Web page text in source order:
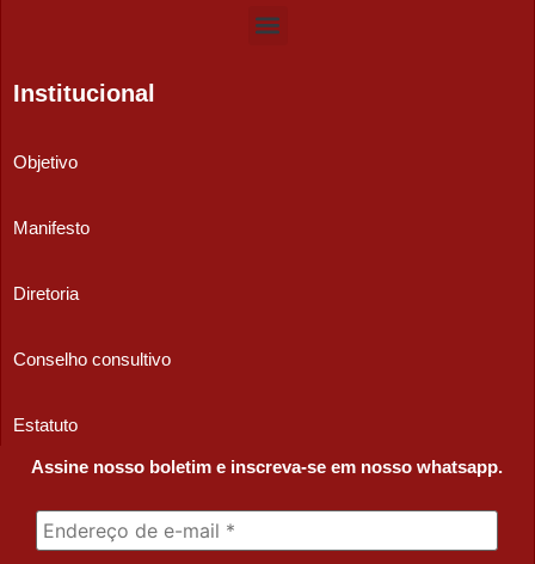
Institucional
Objetivo
Manifesto
Diretoria
Conselho consultivo
Estatuto
Assine nosso boletim e inscreva-se em nosso whatsapp.